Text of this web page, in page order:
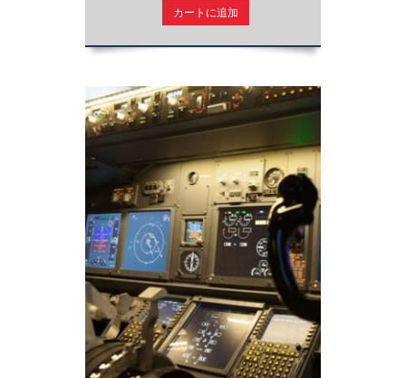
カートに追加